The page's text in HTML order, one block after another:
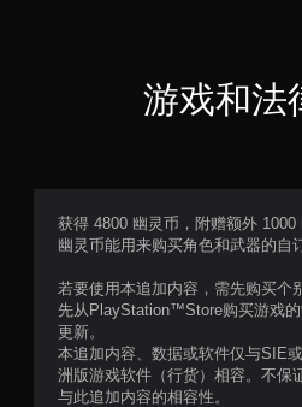
游戏和法
获得 4800 幽灵币，附赠额外 1000
幽灵币能用来购买角色和武器的自
若要使用本追加内容，需先购买个
先从PlayStation™Store购买游戏
更新。
本追加内容、数据或软件仅与SIE
洲版游戏软件（行货）相容。不保
与此追加内容的相容性。